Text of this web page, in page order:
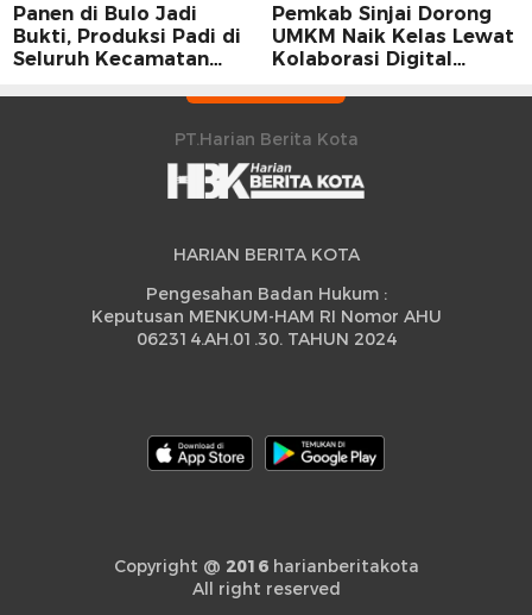
Panen di Bulo Jadi
Bukti, Produksi Padi di
Seluruh Kecamatan
Peningkatan
Pemkab Sinjai Dorong
UMKM Naik Kelas Lewat
Kolaborasi Digital
PT.Harian Berita Kota
HARIAN BERITA KOTA
Pengesahan Badan Hukum :
Keputusan MENKUM-HAM RI Nomor AHU
062314.AH.01.30. TAHUN 2024
Copyright @ 2016harianberitakota
All right reserved